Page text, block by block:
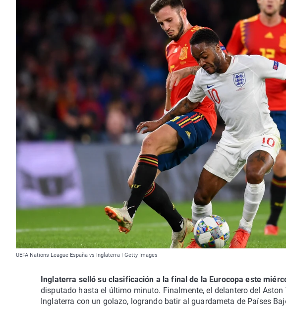
UEFA Nations League España vs Inglaterra | Getty Images
Inglaterra selló su clasificación a la final de la Eurocopa este
disputado hasta el último minuto. Finalmente, el delantero del
Inglaterra con un golazo, logrando batir al guardameta de Países